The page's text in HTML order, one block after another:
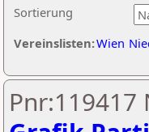
Sortierung
Vereinslisten:Wien
Pnr:119417